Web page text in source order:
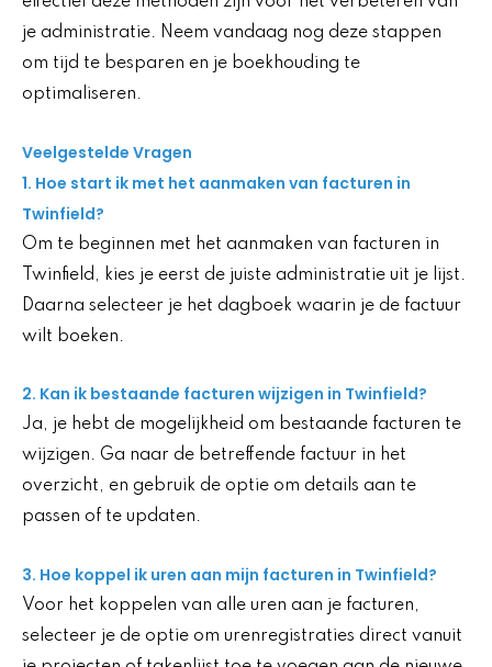
je administratie. Neem vandaag nog deze stappen
om tijd te besparen en je boekhouding te
optimaliseren.
Veelgestelde Vragen
1. Hoe start ik met het aanmaken van facturen in
Twinfield?
Om te beginnen met het aanmaken van facturen in
Twinfield, kies je eerst de juiste administratie uit je lijst.
Daarna selecteer je het dagboek waarin je de factuur
wilt boeken.
2. Kan ik bestaande facturen wijzigen in Twinfield?
Ja, je hebt de mogelijkheid om bestaande facturen te
wijzigen. Ga naar de betreffende factuur in het
overzicht, en gebruik de optie om details aan te
passen of te updaten.
3. Hoe koppel ik uren aan mijn facturen in Twinfield?
Voor het koppelen van alle uren aan je facturen,
selecteer je de optie om urenregistraties direct vanuit